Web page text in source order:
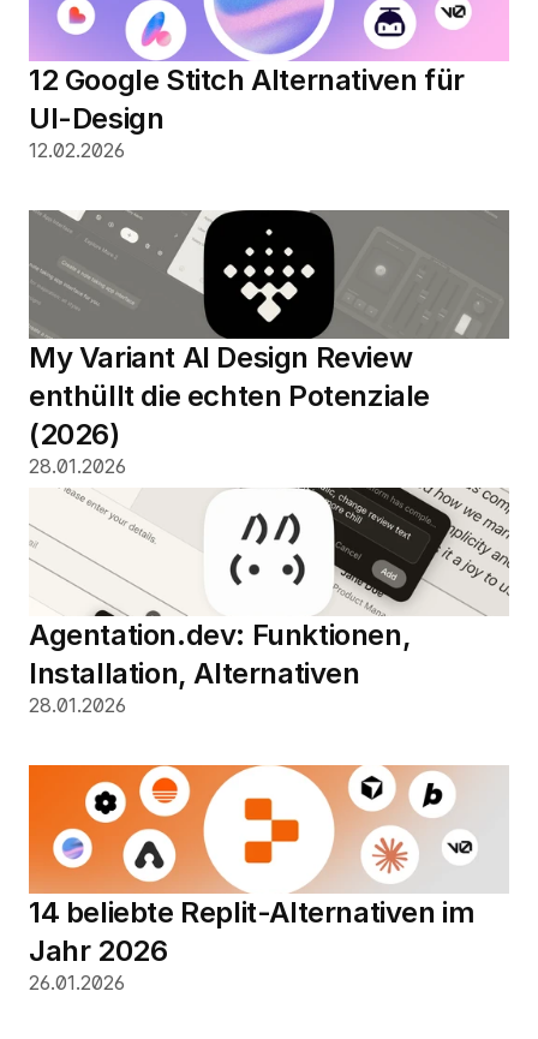
12 Google Stitch Alternativen für
UI-Design
12.02.2026
My Variant AI Design Review
enthüllt die echten Potenziale
(2026)
28.01.2026
Agentation.dev: Funktionen,
Installation, Alternativen
28.01.2026
14 beliebte Replit-Alternativen im
Jahr 2026
26.01.2026